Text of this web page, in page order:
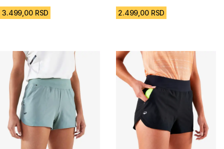
3.499,00 RSD
2.499,00 RSD